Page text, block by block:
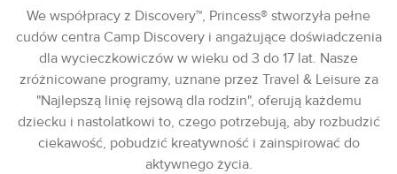
We współpracy z Discovery™, Princess® stworzyła pełne
cudów centra Camp Discovery i angażujące doświadczenia
dla wycieczkowiczów w wieku od 3 do 17 lat. Nasze
zróżnicowane programy, uznane przez Travel & Leisure za
"Najlepszą linię rejsową dla rodzin", oferują każdemu
dziecku i nastolatkowi to, czego potrzebują, aby rozbudzić
ciekawość, pobudzić kreatywność i zainspirować do
aktywnego życia.